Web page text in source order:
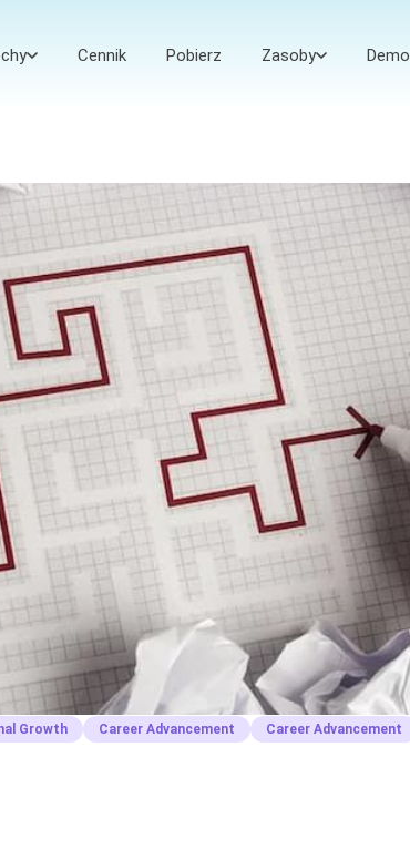
Cennik Pobierz Zasoby Demo
Growth Career Advancement Career Advancement